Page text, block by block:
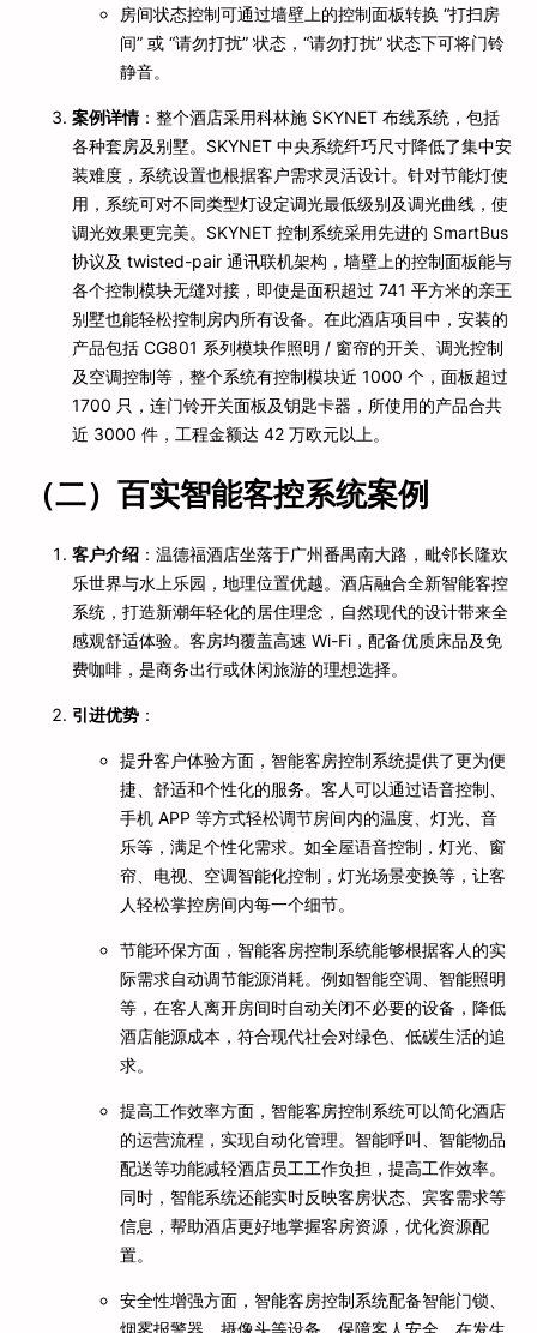
房间状态控制可通过墙壁上的控制面板转换 “打扫房
间” 或 “请勿打扰” 状态，“请勿打扰” 状态下可将门铃
静音。
案例详情：整个酒店采用科林施 SKYNET 布线系统，包括
各种套房及别墅。SKYNET 中央系统纤巧尺寸降低了集中安
装难度，系统设置也根据客户需求灵活设计。针对节能灯使
用，系统可对不同类型灯设定调光最低级别及调光曲线，使
调光效果更完美。SKYNET 控制系统采用先进的 SmartBus
协议及 twisted-pair 通讯联机架构，墙壁上的控制面板能与
各个控制模块无缝对接，即使是面积超过 741 平方米的亲王
别墅也能轻松控制房内所有设备。在此酒店项目中，安装的
产品包括 CG801 系列模块作照明 / 窗帘的开关、调光控制
及空调控制等，整个系统有控制模块近 1000 个，面板超过
1700 只，连门铃开关面板及钥匙卡器，所使用的产品合共
近 3000 件，工程金额达 42 万欧元以上。
（二）百实智能客控系统案例
客户介绍 ：温德福酒店坐落于广州番禺南大路，毗邻长隆欢
乐世界与水上乐园，地理位置优越。酒店融合全新智能客控
系统，打造新潮年轻化的居住理念，自然现代的设计带来全
感观舒适体验。客房均覆盖高速 Wi-Fi，配备优质床品及免
费咖啡，是商务出行或休闲旅游的理想选择。
引进优势 ：
提升客户体验方面，智能客房控制系统提供了更为便
捷、舒适和个性化的服务。客人可以通过语音控制、
手机 APP 等方式轻松调节房间内的温度、灯光、音
乐等，满足个性化需求。如全屋语音控制，灯光、窗
帘、电视、空调智能化控制，灯光场景变换等，让客
人轻松掌控房间内每一个细节。
节能环保方面，智能客房控制系统能够根据客人的实
际需求自动调节能源消耗。例如智能空调、智能照明
等，在客人离开房间时自动关闭不必要的设备，降低
酒店能源成本，符合现代社会对绿色、低碳生活的追
求。
提高工作效率方面，智能客房控制系统可以简化酒店
的运营流程，实现自动化管理。智能呼叫、智能物品
配送等功能减轻酒店员工工作负担，提高工作效率。
同时，智能系统还能实时反映客房状态、宾客需求等
信息，帮助酒店更好地掌握客房资源，优化资源配
置。
安全性增强方面，智能客房控制系统配备智能门锁、
烟雾报警器、摄像头等设备，保障客人安全。在发生